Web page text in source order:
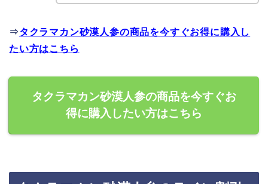
⇒タクラマカン砂漠人参の商品を今すぐお得に購入し
たい方はこちら
タクラマカン砂漠人参の商品を今すぐお
得に購入したい方はこちら